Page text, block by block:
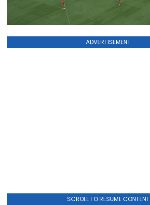
ADVERTISEMENT
SCROLL TO RESUME CONTENT